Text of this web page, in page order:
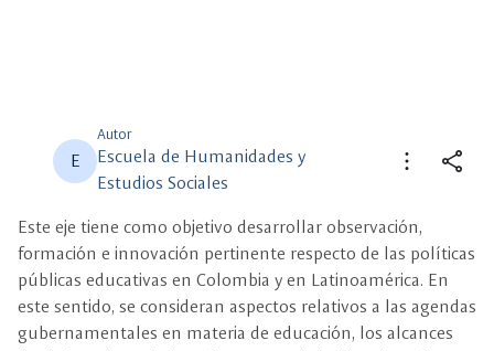
E
Autor
Escuela de Humanidades y
Estudios Sociales
more_vert share
Compartir
Seleccione un filtro
descriptionDescripción
Este eje tiene como objetivo desarrollar observación,
formación e innovación pertinente respecto de las políticas
públicas educativas en Colombia y en Latinoamérica. En
este sentido, se consideran aspectos relativos a las agendas
gubernamentales en materia de educación, los alcances